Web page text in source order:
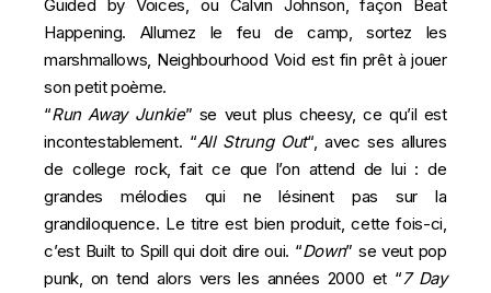
Guided by Voices, ou Calvin Johnson, façon
Beat
Happening. Allumez le feu de camp, sortez les
marshmallows, Neighbourhood Void est fin prêt à jouer
son petit poème.
“Run Away Junkie” se veut plus cheesy, ce qu’il est
incontestablement. “All Strung Out“, avec ses allures
de college rock, fait ce que l’on attend de lui : de
grandes mélodies qui ne lésinent pas sur la
grandiloquence. Le titre est bien produit, cette fois-ci,
c’est Built to Spill qui doit dire oui. “Down” se veut pop
punk, on tend alors vers les années 2000 et “7 Day